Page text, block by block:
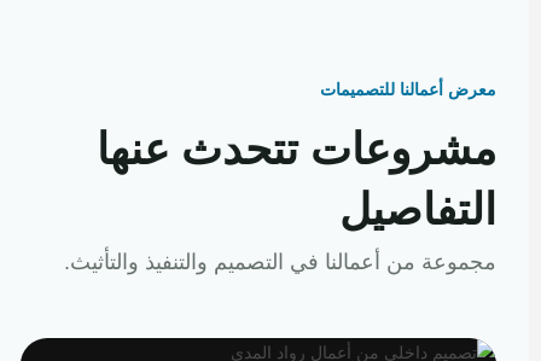
معرض أعمالنا للتصميمات
مشروعات تتحدث عنها
التفاصيل
مجموعة من أعمالنا في التصميم والتنفيذ والتأثيث.